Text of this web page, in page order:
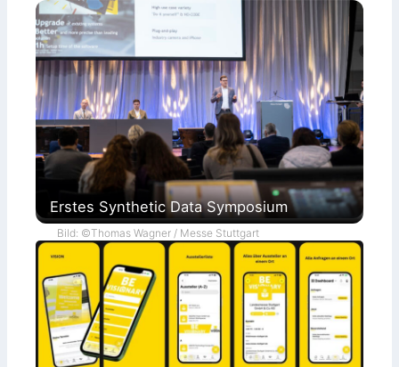
Erstes Synthetic Data Symposium
Bild: ©Thomas Wagner / Messe Stuttgart